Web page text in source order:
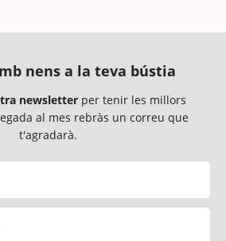
nens a la teva bústia
newsletter per tenir les millors
al mes rebràs un correu que
t'agradarà.